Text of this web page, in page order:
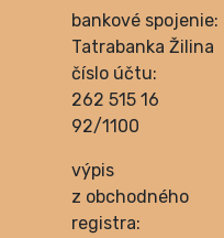
bankové spojenie:
Tatrabanka Žilina
číslo účtu:
262 515 16
92/1100
výpis
z obchodného
registra: